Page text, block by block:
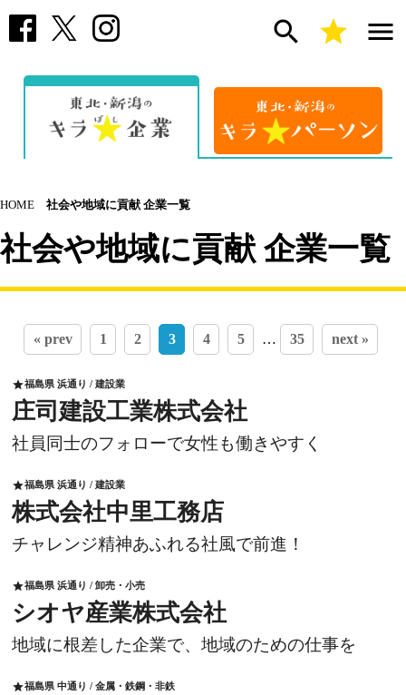
search star menu
HOME 社会や地域に貢献 企業一覧
社会や地域に貢献 企業一覧
« prev 1 2 3 4 5 … 35 next »
star福島県 浜通り / 建設業
庄司建設工業株式会社
社員同士のフォローで女性も働きやすく
star福島県 浜通り / 建設業
株式会社中里工務店
チャレンジ精神あふれる社風で前進！
star福島県 浜通り / 卸売・小売
シオヤ産業株式会社
地域に根差した企業で、地域のための仕事を
star福島県 中通り / 金属・鉄鋼・非鉄